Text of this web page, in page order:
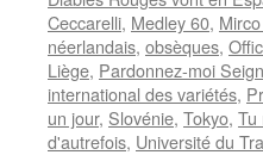
Ceccarelli, Medley 60,
néerlandais, obsèques,
Liège, Pardonnez-moi
international des variétés,
un jour, Slovénie, Tokyo, Tu
d'autrefois, Université du